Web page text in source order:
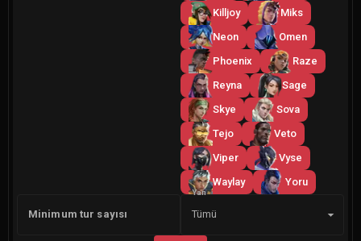
Killjoy
Miks
Neon
Omen
Phoenix
Raze
Reyna
Sage
Skye
Sova
Tejo
Veto
Viper
Vyse
Waylay
Yoru
Minimum tur sayısı
Yan
Tümü